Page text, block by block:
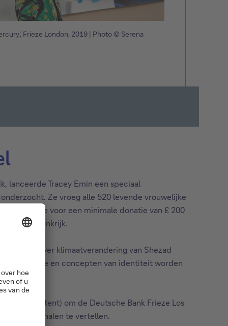
Frieze London, 2019 | Photo © Serena
lanceerde Tracey Emin een speciaal
Ze vroeg alle 520 levende vrouwelijke
stellen, die voor een minimale donatie van £ 200
Koninkrijk.
over klimaatverandering van Shezad
technologie en concepten van identiteit worden
Content) om de Deutsche Bank Frieze Los
om verhalen te vertellen.